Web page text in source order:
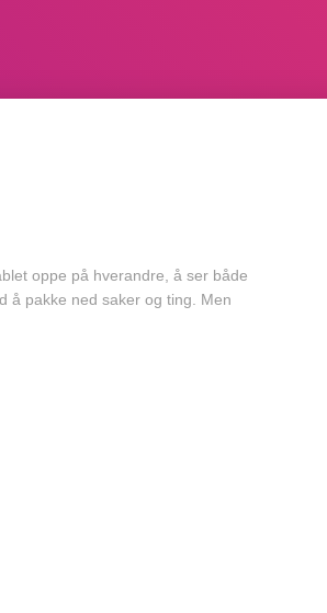
oppe på hverandre, å ser både
å pakke ned saker og ting. Men